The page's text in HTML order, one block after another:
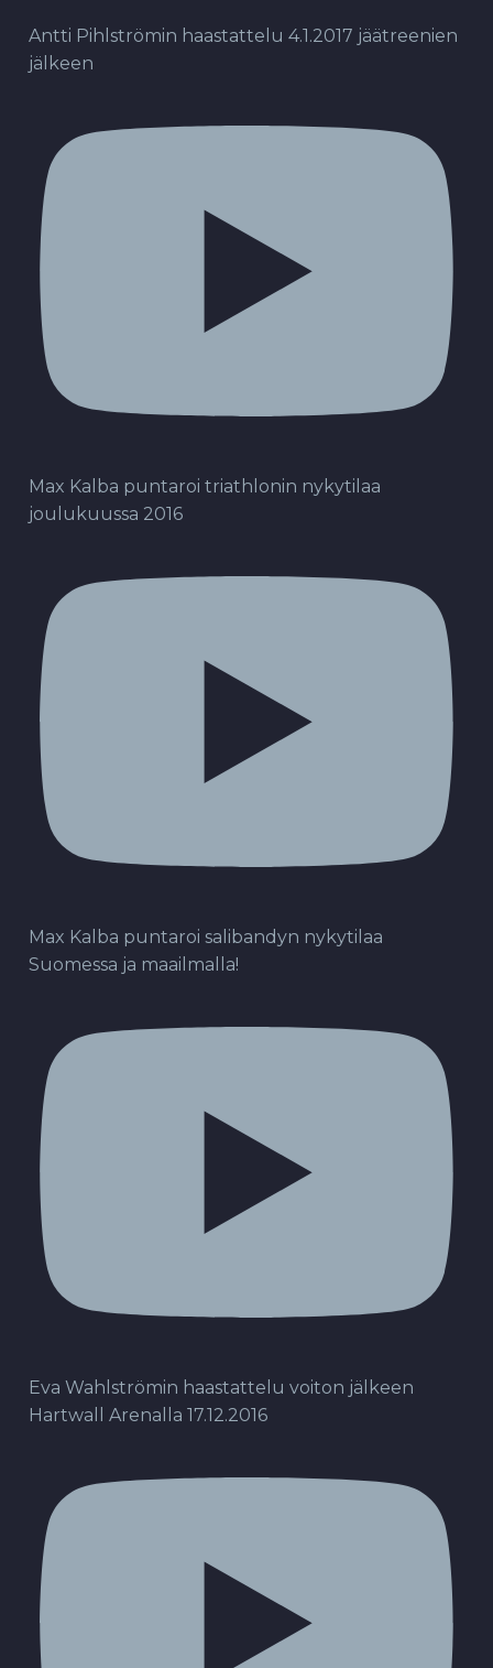
Antti Pihlströmin haastattelu 4.1.2017 jäätreenien
jälkeen
Max Kalba puntaroi triathlonin nykytilaa
joulukuussa 2016
Max Kalba puntaroi salibandyn nykytilaa
Suomessa ja maailmalla!
Eva Wahlströmin haastattelu voiton jälkeen
Hartwall Arenalla 17.12.2016